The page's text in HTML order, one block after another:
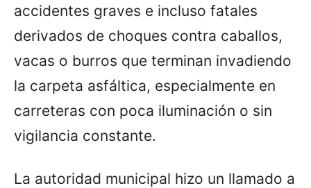
accidentes graves e incluso fatales
derivados de choques contra caballos,
vacas o burros que terminan invadiendo
la carpeta asfáltica, especialmente en
carreteras con poca iluminación o sin
vigilancia constante.
La autoridad municipal hizo un llamado a